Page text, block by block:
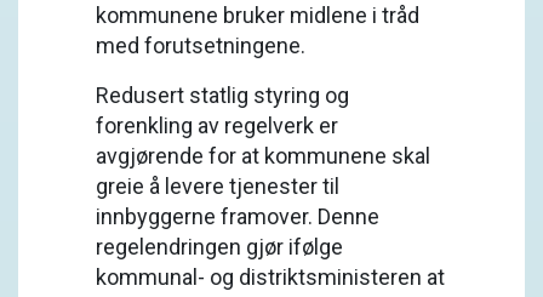
kommunene bruker midlene i tråd
med forutsetningene.
Redusert statlig styring og
forenkling av regelverk er
avgjørende for at kommunene skal
greie å levere tjenester til
innbyggerne framover. Denne
regelendringen gjør ifølge
kommunal- og distriktsministeren at